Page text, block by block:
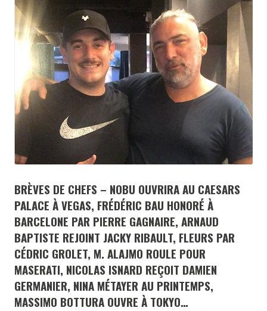
BRÈVES DE CHEFS – NOBU OUVRIRA AU CAESARS
PALACE À VEGAS, FRÉDÉRIC BAU HONORÉ À
BARCELONE PAR PIERRE GAGNAIRE, ARNAUD
BAPTISTE REJOINT JACKY RIBAULT, FLEURS PAR
CÉDRIC GROLET, M. ALAJMO ROULE POUR
MASERATI, NICOLAS ISNARD REÇOIT DAMIEN
GERMANIER, NINA MÉTAYER AU PRINTEMPS,
MASSIMO BOTTURA OUVRE À TOKYO…